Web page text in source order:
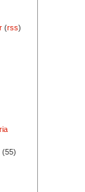
(rss)
(55)